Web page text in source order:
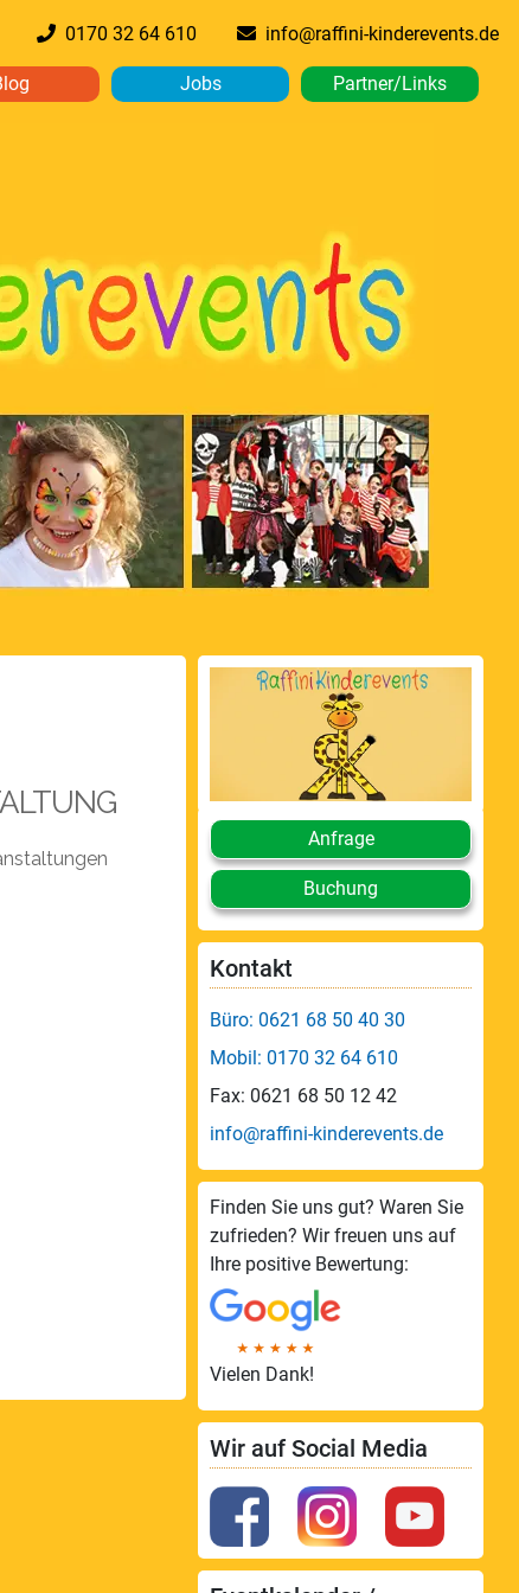
0170 32 64 610 info@raffini-kinderevents.de
Jobs Partner/Links
Anfrage
Buchung
Kontakt
Büro: 0621 68 50 40 30
Mobil: 0170 32 64 610
Fax: 0621 68 50 12 42
info@raffini-kinderevents.de
Finden Sie uns gut? Waren Sie
zufrieden? Wir freuen uns auf
Ihre positive Bewertung:
Vielen Dank!
Wir auf Social Media